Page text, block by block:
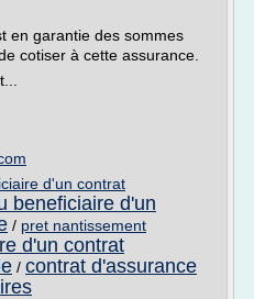
en garantie des sommes
cotiser à cette assurance.
d'un contrat
beneficiaire d'un
/ pret nantissement
d'un contrat
/ contrat d'assurance